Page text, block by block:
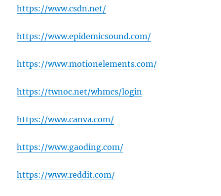
https://www.csdn.net/
https://www.epidemicsound.com/
https://www.motionelements.com/
https://twnoc.net/whmcs/login
https://www.canva.com/
https://www.gaoding.com/
https://www.reddit.com/